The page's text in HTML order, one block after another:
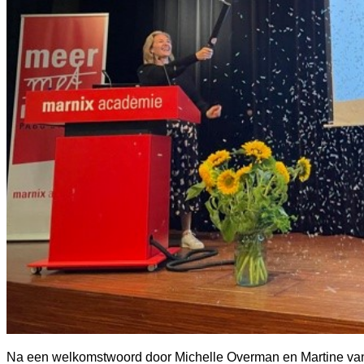
Na een welkomstwoord door Michelle Overman en Martine